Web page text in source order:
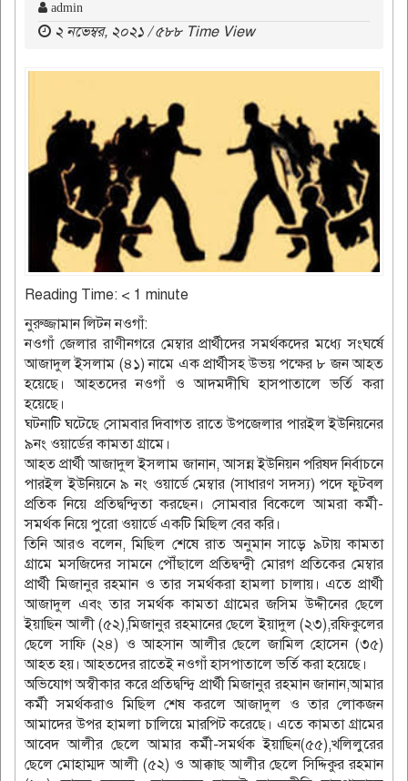
admin
২ নভেম্বর, ২০২১ / ৫৮৮ Time View
Reading Time: < 1 minute
নুরুজ্জামান লিটন নওগাঁ:
নওগাঁ জেলার রাণীনগরে মেম্বার প্রার্থীদের সমর্থকদের মধ্যে সংঘর্ষে
আজাদুল ইসলাম (৪১) নামে এক প্রার্থীসহ উভয় পক্ষের ৮ জন আহত
হয়েছে। আহতদের নওগাঁ ও আদমদীঘি হাসপাতালে ভর্তি করা
হয়েছে।
ঘটনাটি ঘটেছে সোমবার দিবাগত রাতে উপজেলার পারইল ইউনিয়নের
৯নং ওয়ার্ডের কামতা গ্রামে।
আহত প্রার্থী আজাদুল ইসলাম জানান, আসন্ন ইউনিয়ন পরিষদ নির্বাচনে
পারইল ইউনিয়নে ৯ নং ওয়ার্ডে মেম্বার (সাধারণ সদস্য) পদে ফুটবল
প্রতিক নিয়ে প্রতিদ্বন্দ্বিতা করছেন। সোমবার বিকেলে আমরা কর্মী-
সমর্থক নিয়ে পুরো ওয়ার্ডে একটি মিছিল বের করি।
তিনি আরও বলেন, মিছিল শেষে রাত অনুমান সাড়ে ৯টায় কামতা
গ্রামে মসজিদের সামনে পৌঁছালে প্রতিদ্বন্দ্বী মোরগ প্রতিকের মেম্বার
প্রার্থী মিজানুর রহমান ও তার সমর্থকরা হামলা চালায়। এতে প্রার্থী
আজাদুল এবং তার সমর্থক কামতা গ্রামের জসিম উদ্দীনের ছেলে
ইয়াছিন আলী (৫২),মিজানুর রহমানের ছেলে ইয়াদুল (২৩),রফিকুলের
ছেলে সাফি (২৪) ও আহসান আলীর ছেলে জামিল হোসেন (৩৫)
আহত হয়। আহতদের রাতেই নওগাঁ হাসপাতালে ভর্তি করা হয়েছে।
অভিযোগ অস্বীকার করে প্রতিদ্বন্দ্বি প্রার্থী মিজানুর রহমান জানান,আমার
কর্মী সমর্থকরাও মিছিল শেষ করলে আজাদুল ও তার লোকজন
আমাদের উপর হামলা চালিয়ে মারপিট করেছে। এতে কামতা গ্রামের
আবেদ আলীর ছেলে আমার কর্মী-সমর্থক ইয়াছিন(৫৫),খলিলুরের
ছেলে মোহাম্মদ আলী (৫২) ও আক্কাছ আলীর ছেলে সিদ্দিকুর রহমান